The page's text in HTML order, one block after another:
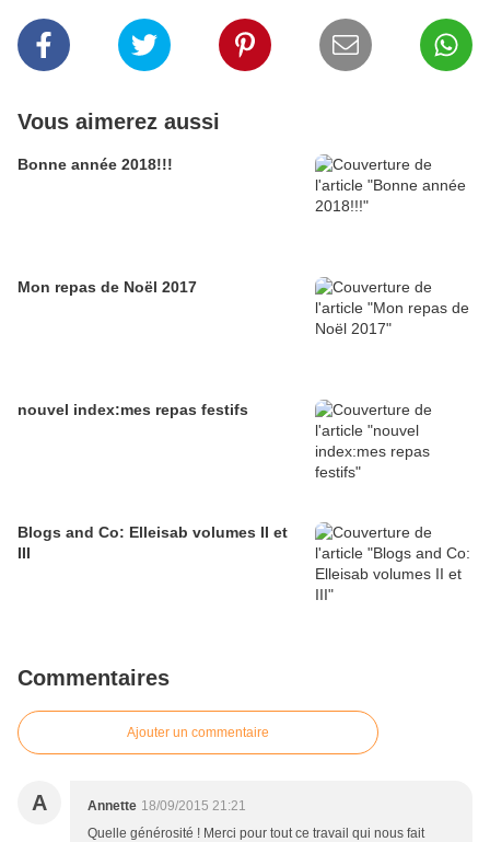
Vous aimerez aussi
Bonne année 2018!!!
Mon repas de Noël 2017
nouvel index:mes repas festifs
Blogs and Co: Elleisab volumes II et
III
Commentaires
Ajouter un commentaire
A Annette 18/09/2015 21:21
Quelle générosité ! Merci pour tout ce travail qui nous fait